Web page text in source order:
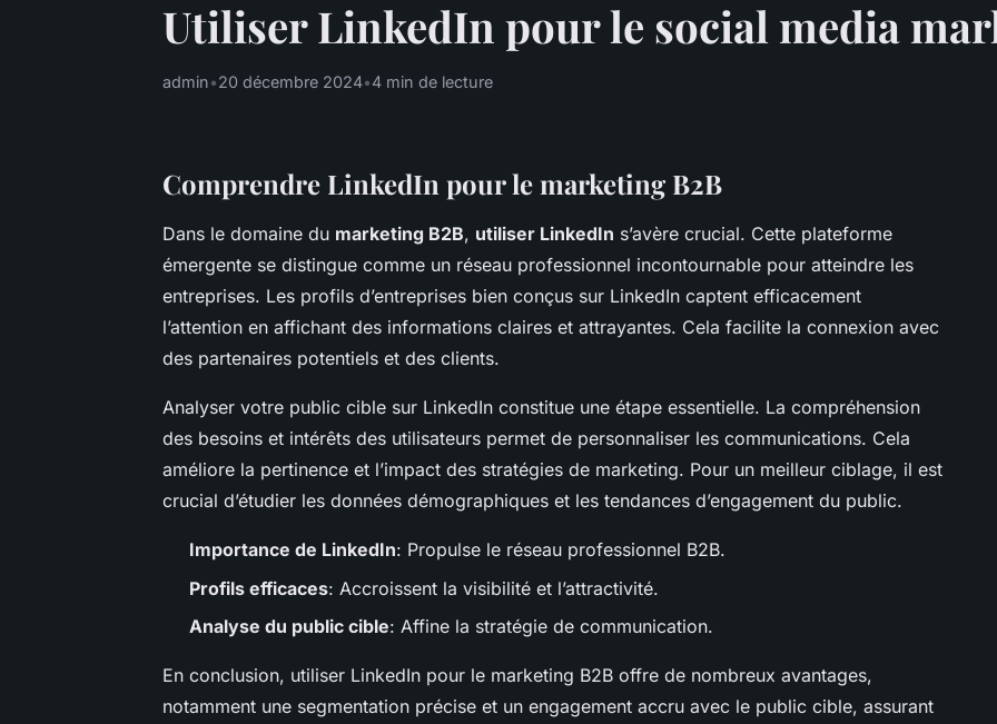
Utiliser LinkedIn pour le social media
admin•20 décembre 2024•4 min de lecture
Comprendre LinkedIn pour le marketing B2B
Dans le domaine du marketing B2B, utiliser LinkedIn s’avère crucial. Cette plateforme
émergente se distingue comme un réseau professionnel incontournable pour atteindre les
entreprises. Les profils d’entreprises bien conçus sur LinkedIn captent efficacement
l’attention en affichant des informations claires et attrayantes. Cela facilite la connexion avec
des partenaires potentiels et des clients.
Analyser votre public cible sur LinkedIn constitue une étape essentielle. La compréhension
des besoins et intérêts des utilisateurs permet de personnaliser les communications. Cela
améliore la pertinence et l’impact des stratégies de marketing. Pour un meilleur ciblage, il est
crucial d’étudier les données démographiques et les tendances d’engagement du public.
Importance de LinkedIn: Propulse le réseau professionnel B2B.
Profils efficaces: Accroissent la visibilité et l’attractivité.
Analyse du public cible: Affine la stratégie de communication.
En conclusion, utiliser LinkedIn pour le marketing B2B offre de nombreux avantages,
notamment une segmentation précise et un engagement accru avec le public cible, assurant